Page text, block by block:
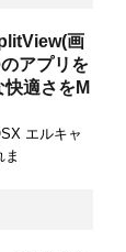
画
アプリを
適さをM
エルキャ
ま